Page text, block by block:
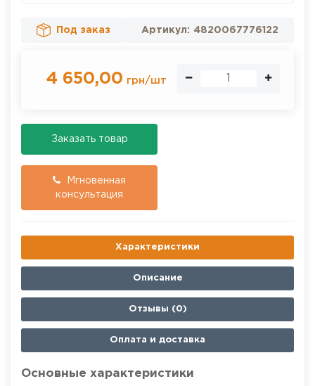
Под заказ Артикул: 4820067776122
4 650,00 грн/шт
Заказать товар
Мгновенная
консультация
Характеристики
Описание
Отзывы (0)
Оплата и доставка
Основные характеристики